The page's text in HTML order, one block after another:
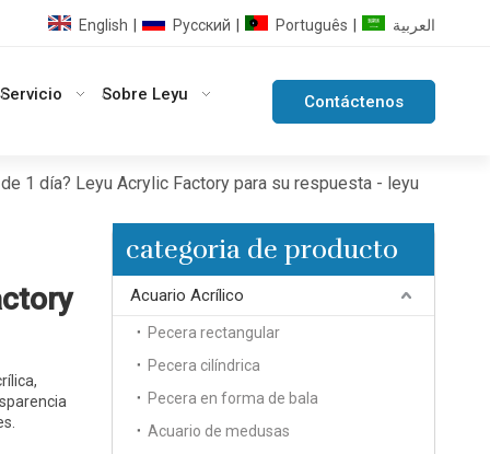
English Pусский Português العربية
Servicio Sobre Leyu Contáctenos
1 día? Leyu Acrylic Factory para su respuesta - leyu
categoria de producto
Acuario Acrílico
Pecera rectangular
Pecera cilíndrica
Pecera en forma de bala
Acuario de medusas